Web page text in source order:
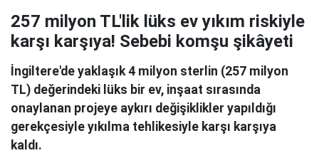
257 milyon TL'lik lüks ev yıkım riskiyle
karşı karşıya! Sebebi komşu şikâyeti
İngiltere'de yaklaşık 4 milyon sterlin (257 milyon
TL) değerindeki lüks bir ev, inşaat sırasında
onaylanan projeye aykırı değişiklikler yapıldığı
gerekçesiyle yıkılma tehlikesiyle karşı karşıya
kaldı.